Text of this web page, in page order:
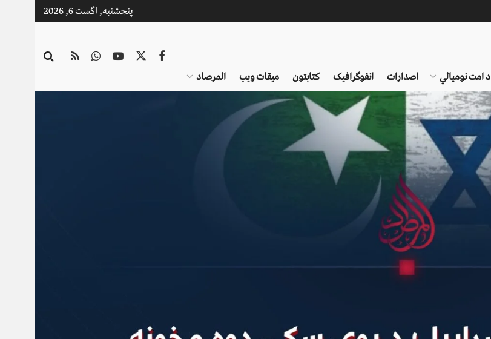
پنجشنبه, اگست 6, 2026
د امت نومیالي اصدارات انفوګرافیک کتابتون میقات ویب المرصاد